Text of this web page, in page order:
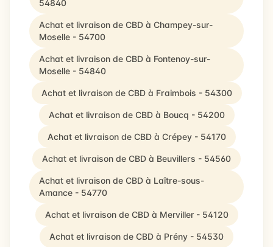
54840
Achat et livraison de CBD à Champey-sur-
Moselle - 54700
Achat et livraison de CBD à Fontenoy-sur-
Moselle - 54840
Achat et livraison de CBD à Fraimbois - 54300
Achat et livraison de CBD à Boucq - 54200
Achat et livraison de CBD à Crépey - 54170
Achat et livraison de CBD à Beuvillers - 54560
Achat et livraison de CBD à Laître-sous-
Amance - 54770
Achat et livraison de CBD à Merviller - 54120
Achat et livraison de CBD à Prény - 54530